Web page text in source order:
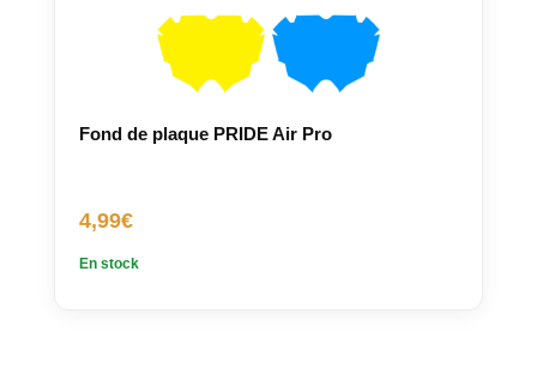
Fond de plaque PRIDE Air Pro
4,99€
En stock